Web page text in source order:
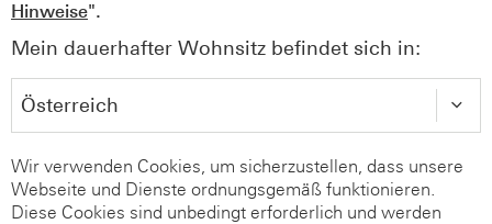
Hinweise".
Mein dauerhafter Wohnsitz befindet sich in:
Wir verwenden Cookies, um sicherzustellen, dass unsere
Webseite und Dienste ordnungsgemäß funktionieren.
Diese Cookies sind unbedingt erforderlich und werden